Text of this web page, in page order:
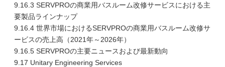
9.16.3 SERVPROの商業用バスルーム改修サービスにおける主
要製品ラインナップ
9.16.4 世界市場におけるSERVPROの商業用バスルーム改修サ
ービスの売上高（2021年～2026年）
9.16.5 SERVPROの主要ニュースおよび最新動向
9.17 Unitary Engineering Services